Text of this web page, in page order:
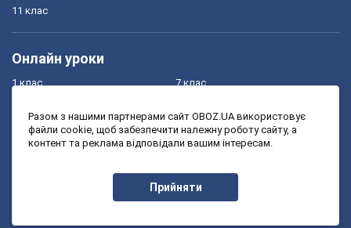
11 клас
Онлайн уроки
1 клас
3 клас
7 клас
9 клас
Разом з нашими партнерами сайт OBOZ.UA використовує
файли cookie, щоб забезпечити належну роботу сайту, а
контент та реклама відповідали вашим інтересам.
Прийняти